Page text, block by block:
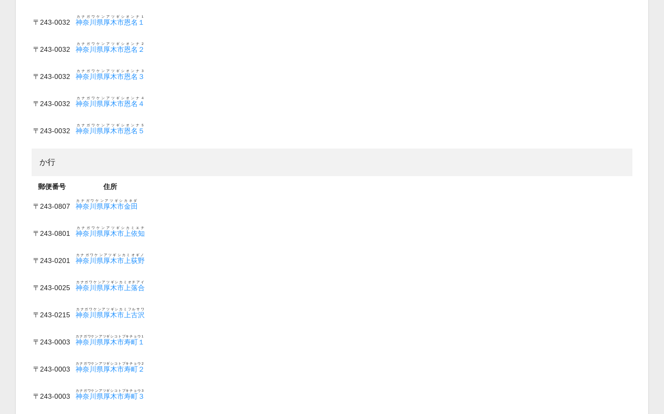
〒243-0032 神奈川県厚木市恩名１
カナガワケンアツギシオンナ１
〒243-0032 神奈川県厚木市恩名２
カナガワケンアツギシオンナ２
〒243-0032 神奈川県厚木市恩名３
カナガワケンアツギシオンナ３
〒243-0032 神奈川県厚木市恩名４
カナガワケンアツギシオンナ４
〒243-0032 神奈川県厚木市恩名５
カナガワケンアツギシオンナ５
か行
郵便番号 住所
〒243-0807 神奈川県厚木市金田
カナガワケンアツギシカネダ
〒243-0801 神奈川県厚木市上依知
カナガワケンアツギシカミエチ
〒243-0201 神奈川県厚木市上荻野
カナガワケンアツギシカミオギノ
〒243-0025 神奈川県厚木市上落合
カナガワケンアツギシカミオチアイ
〒243-0215 神奈川県厚木市上古沢
カナガワケンアツギシカミフルサワ
〒243-0003 神奈川県厚木市寿町１
カナガワケンアツギシコトブキチョウ１
〒243-0003 神奈川県厚木市寿町２
カナガワケンアツギシコトブキチョウ２
〒243-0003 神奈川県厚木市寿町３
カナガワケンアツギシコトブキチョウ３